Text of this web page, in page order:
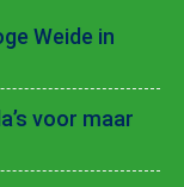
Weide in
voor maar